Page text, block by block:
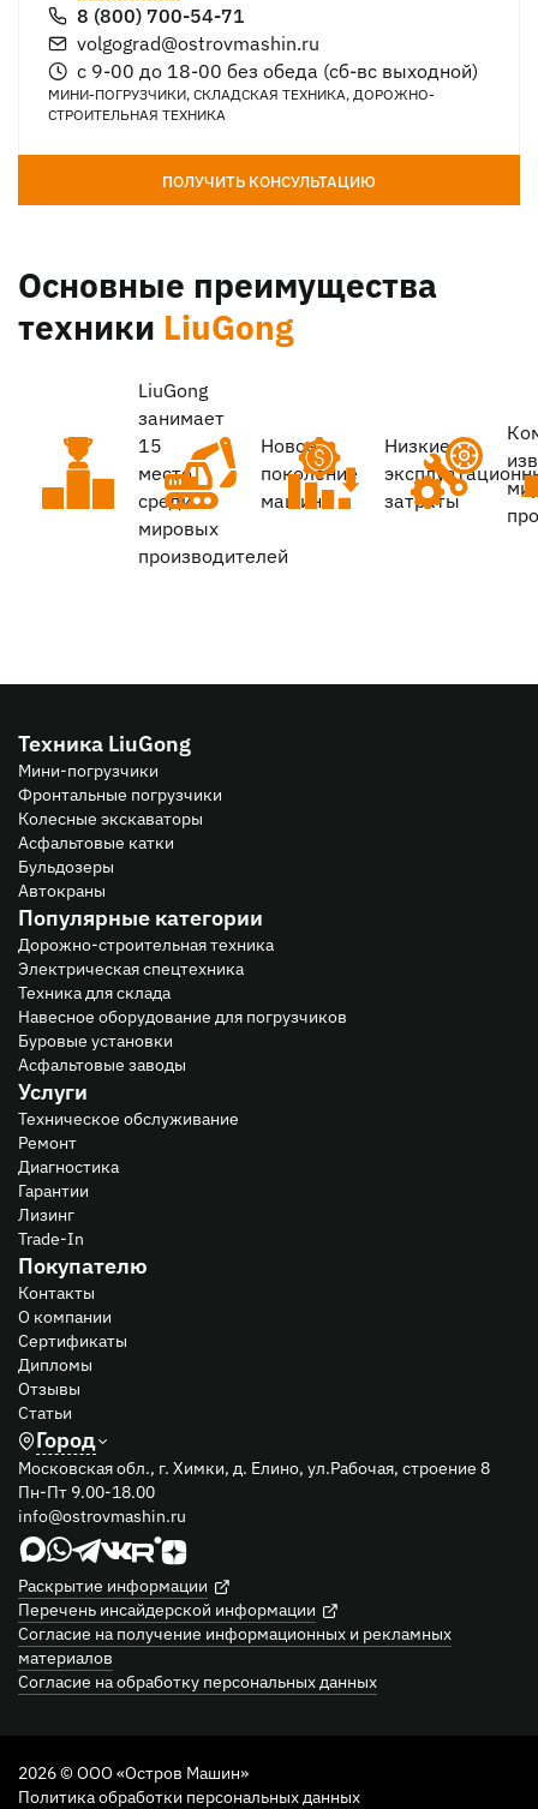
8 (800) 700-54-71
volgograd@ostrovmashin.ru
с 9-00 до 18-00 без обеда (сб-вс выходной)
МИНИ-ПОГРУЗЧИКИ, СКЛАДСКАЯ ТЕХНИКА, ДОРОЖНО-
СТРОИТЕЛЬНАЯ ТЕХНИКА
ПОЛУЧИТЬ КОНСУЛЬТАЦИЮ
Основные преимущества
техники LiuGong
LiuGong
занимает
15
место
среди
мировых
производителей
Новое
поколение
машин
Низкие
затраты
Техника LiuGong
Мини-погрузчики
Фронтальные погрузчики
Колесные экскаваторы
Асфальтовые катки
Бульдозеры
Автокраны
Популярные категории
Дорожно-строительная техника
Электрическая спецтехника
Техника для склада
Навесное оборудование для погрузчиков
Буровые установки
Асфальтовые заводы
Услуги
Техническое обслуживание
Ремонт
Диагностика
Гарантии
Лизинг
Trade-In
Покупателю
Контакты
О компании
Сертификаты
Дипломы
Отзывы
Статьи
Город
Московская обл., г. Химки, д. Елино, ул.Рабочая, строение 8
Пн-Пт 9.00-18.00
info@ostrovmashin.ru
Раскрытие информации
Перечень инсайдерской информации
Согласие на получение информационных и рекламных
материалов
Согласие на обработку персональных данных
2026 © ООО «Остров Машин»
Политика обработки персональных данных